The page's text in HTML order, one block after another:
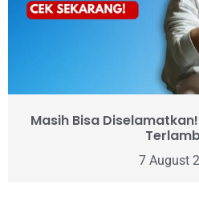
Masih Bisa
7 August